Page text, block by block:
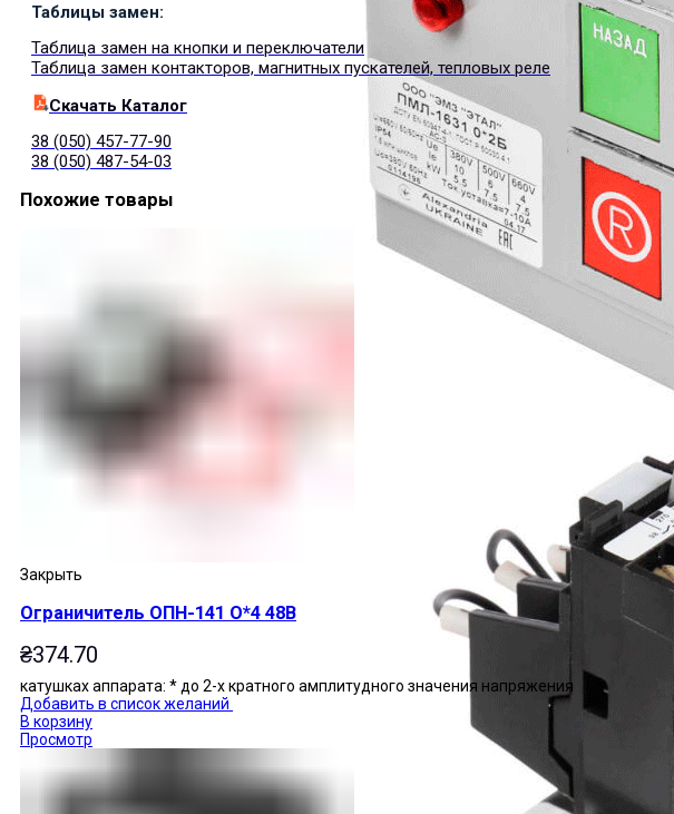
Таблицы замен:
Таблица замен на кнопки и переключатели
Таблица замен контакторов, магнитных пускателей, тепловых реле
Cкачать Каталог
38 (050) 457-77-90
38 (050) 487-54-03
Похожие товары
Закрыть
Ограничитель ОПН-141 О*4 48В
₴374.70
катушках аппарата: * до 2-х кратного амплитудного значения напряжения
Добавить в список желаний
В корзину
Просмотр